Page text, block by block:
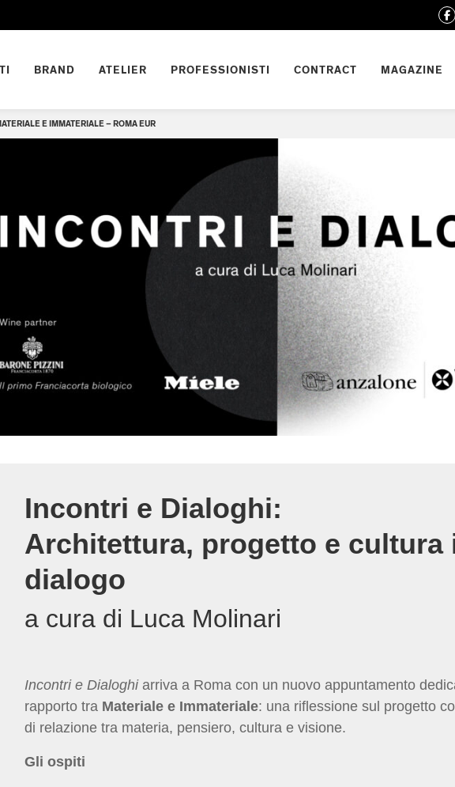
BRAND ATELIER PROFESSIONISTI CONTRACT MAGAZINE
E IMMATERIALE – ROMA EUR
Incontri e Dialoghi:
Architettura, progetto e cultura
dialogo
a cura di Luca Molinari
Incontri e Dialoghiarriva a Roma con un nuovo appuntamento
rapporto tra Materiale e Immateriale: una riflessione sul progetto
di relazione tra materia, pensiero, cultura e visione.
Gli ospiti